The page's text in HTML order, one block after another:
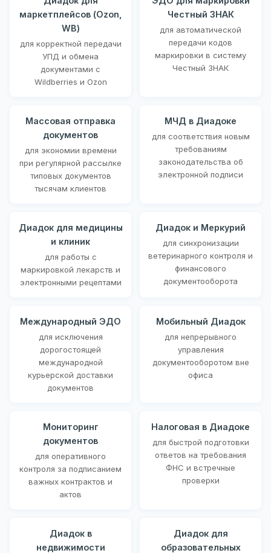
маркетплейсов (Ozon,
WB)
для корректной передачи
УПД и обмена
документами с
Wildberries и Ozon
Честный ЗНАК
для автоматической
передачи кодов
маркировки в систему
Честный ЗНАК
Массовая отправка
документов
для экономии времени
при регулярной рассылке
типовых документов
тысячам клиентов
МЧД в Диадоке
для соответствия новым
требованиям
законодательства об
электронной подписи
Диадок для медицины
и клиник
для работы с
маркировкой лекарств и
электронными рецептами
Диадок и Меркурий
для синхронизации
ветеринарного контроля и
финансового
документооборота
Международный ЭДО
для исключения
дорогостоящей
международной
курьерской доставки
документов
Мобильный Диадок
для непрерывного
управления
документооборотом вне
офиса
Мониторинг
документов
для оперативного
контроля за подписанием
важных контрактов и
актов
Налоговая в Диадоке
для быстрой подготовки
ответов на требования
ФНС и встречные
проверки
Диадок в
недвижимости
Диадок для
образовательных